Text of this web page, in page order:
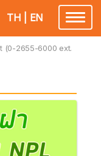
TH EN
(0-2655-6000 ext.